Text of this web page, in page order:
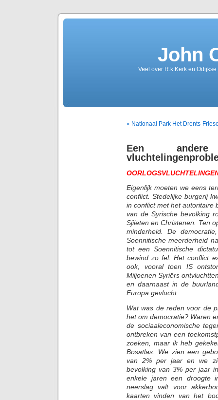
John
Veel over R.k.Kerk en
« Nationaal Park Het Drents-
Een
Eigenlijk moeten we eens
conflict. Stedelijke burgerij
in conflict met het autoritaire
van de Syrische bevolking
Sjiieten en Christenen. Ten
minderheid. De
Soennitische meerderheid
tot een Soennitische
bewind zo fel. Het conflict
ook, vooral toen IS
Miljoenen Syriërs
en daarnaast in de
Europa gevlucht.
Wat was de reden voor de
het om democratie? Waren
de sociaaleconomische
ontbreken van een
zoeken, maar ik heb
Bosatlas. We zien een
van 2% per jaar en we
bevolking van 3% per jaar
enkele jaren een droogte
neerslag valt voor
kaarten vinden van het